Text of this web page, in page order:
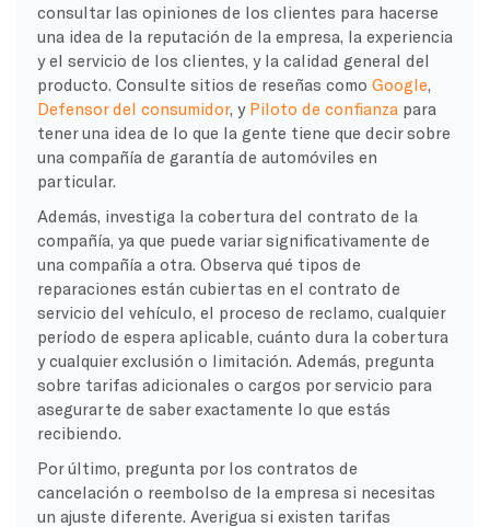
consultar las opiniones de los clientes para hacerse
una idea de la reputación de la empresa, la experiencia
y el servicio de los clientes, y la calidad general del
producto. Consulte sitios de reseñas como Google
Defensor del consumidor, y Piloto de confianza para
tener una idea de lo que la gente tiene que decir sobre
una compañía de garantía de automóviles en
particular.
Además, investiga la cobertura del contrato de la
compañía, ya que puede variar significativamente de
una compañía a otra. Observa qué tipos de
reparaciones están cubiertas en el contrato de
servicio del vehículo, el proceso de reclamo, cualquier
período de espera aplicable, cuánto dura la cobertura
y cualquier exclusión o limitación. Además, pregunta
sobre tarifas adicionales o cargos por servicio para
asegurarte de saber exactamente lo que estás
recibiendo.
Por último, pregunta por los contratos de
cancelación o reembolso de la empresa si necesitas
un ajuste diferente. Averigua si existen tarifas